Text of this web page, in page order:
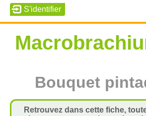
Bouquet
Retrouvez dans cette fiche,